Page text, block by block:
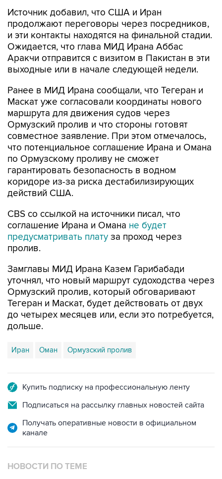
Источник добавил, что США и Иран
продолжают переговоры через посредников,
и эти контакты находятся на финальной стадии.
Ожидается, что глава МИД Ирана Аббас
Аракчи отправится с визитом в Пакистан в эти
выходные или в начале следующей недели.
Ранее в МИД Ирана сообщали, что Тегеран и
Маскат уже согласовали координаты нового
маршрута для движения судов через
Ормузский пролив и что стороны готовят
совместное заявление. При этом отмечалось,
что потенциальное соглашение Ирана и Омана
по Ормузскому проливу не сможет
гарантировать безопасность в водном
коридоре из-за риска дестабилизирующих
действий США.
CBS со ссылкой на источники писал, что
соглашение Ирана и Омана не будет
предусматривать плату за проход через
пролив.
Замглавы МИД Ирана Казем Гарибабади
уточнял, что новый маршрут судоходства через
Ормузский пролив, который обговаривают
Тегеран и Маскат, будет действовать от двух
до четырех месяцев или, если это потребуется,
дольше.
Иран Оман Ормузский пролив
Купить подписку на профессиональную ленту
Подписаться на рассылку главных новостей сайта
Получать оперативные новости в официальном
канале
НОВОСТИ ПО ТЕМЕ